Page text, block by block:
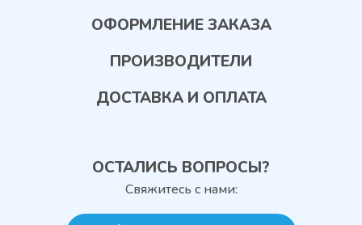
ОФОРМЛЕНИЕ ЗАКАЗА
ПРОИЗВОДИТЕЛИ
ДОСТАВКА И ОПЛАТА
ОСТАЛИСЬ ВОПРОСЫ?
Свяжитесь с нами: